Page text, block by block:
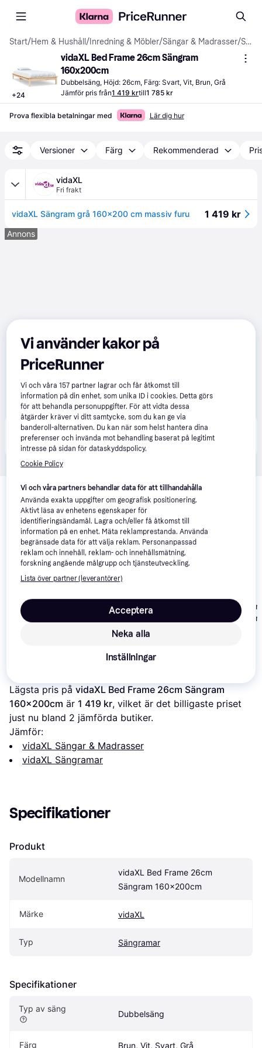
Start/Hem & Hushåll / Inredning & Möbler/Sängar & Madrasser/ Sängramar
+24
vidaXL Bed Frame 26cm Sängram
160x200cm
Dubbelsäng, Höjd: 26cm, Färg: Svart, Vit, Brun, Grå
Jämför pris från1 419 krtill1 785 kr
Prova flexibla betalningar med Lär dig hur
Versioner Färg Rekommenderad
vidaXL
Fri frakt
vidaXL Sängram grå 160x200 cm massiv furu 1 419 kr
Annons
Produkten finns även hos 1 butik som valt att inte
samarbeta med PriceRunner.
Relaterade produkter
Vi har plockat fram ett urval av produkter som kanske skulle
intressera dig. Visa alla
with Drawers 31cm
Sängram 160x200cm
3 214 kr
vidaXL Bed Frame
Solid Pine 70cm
Sängram 160x200cm
1 421 kr
vidaXL Bed
31cm Sängram
Lägsta pris på vidaXL Bed Frame 26cm Sängram
160x200cm är 1 419 kr, vilket är det billigaste priset
just nu bland 2 jämförda butiker.
Jämför:
vidaXL Sängar & Madrasser
vidaXL Sängramar
Specifikationer
Produkt
Modellnamn
vidaXL Bed Frame 26cm
Sängram 160x200cm
Märke vidaXL
Typ Sängramar
Specifikationer
Typ av säng
Dubbelsäng
Färg Brun, Vit, Svart, Grå
Vi använder kakor på
PriceRunner
Vi och våra157 partner lagrar och får åtkomst till
information på din enhet, som unika ID i cookies. Detta görs
för att behandla personuppgifter. För att vidta dessa
åtgärder kräver vi ditt samtycke, som du kan ge via
banderoll-alternativen. Du kan när som helst hantera dina
preferenser och invända mot behandling baserat på legitimt
intresse på sidan för dataskyddspolicy.
Cookie Policy
Vi och våra partners behandlar data för att tillhandahålla
Använda exakta uppgifter om geografisk positionering.
Aktivt läsa av enhetens egenskaper för
identifieringsändamål. Lagra och/eller få åtkomst till
information på en enhet. Mäta reklamprestanda. Använda
begränsade data för att välja reklam. Personanpassad
reklam och innehåll, reklam- och innehållsmätning,
forskning angående målgrupp och tjänsteutveckling.
Lista över partner (leverantörer)
Neka alla
Acceptera
Inställningar